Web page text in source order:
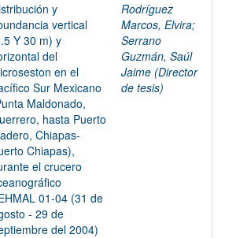
y
vertical
Y 30 m) y
del
en el
Sur Mexicano
Maldonado,
hasta Puerto
Chiapas-
Chiapas),
el crucero
01-04 (31 de
- 29 de
del 2004)
Rodríguez
Marcos, Elvira;
Serrano
Guzmán, Saúl
Jaime (Director
de tesis)